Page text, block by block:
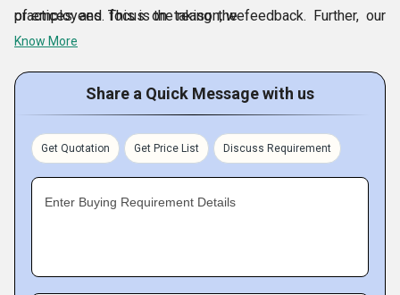
practices and focus on taking the feedback. Further, our
client based approaches have also contributed immensely
of employees. This is the reason, we
Know More
Share a Quick Message with us
Get Quotation Get Price List Discuss Requirement
Enter Buying Requirement Details